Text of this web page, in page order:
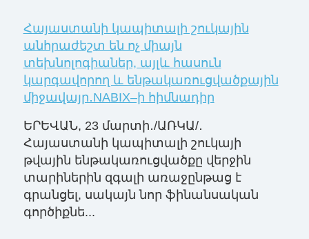
Հայաստանի կապիտալի շուկային
անհրաժեշտ են ոչ միայն
տեխնոլոգիաներ, այլև հասուն
կարգավորող և ենթակառուցվածքային
միջավայր․NABIX–ի հիմնադիր
ԵՐԵՎԱՆ, 23 մարտի․/ԱՌԿԱ/․
Հայաստանի կապիտալի շուկայի
թվային ենթակառուցվածքը վերջին
տարիներին զգալի առաջընթաց է
գրանցել, սակայն նոր ֆինանսական
գործիքնե...